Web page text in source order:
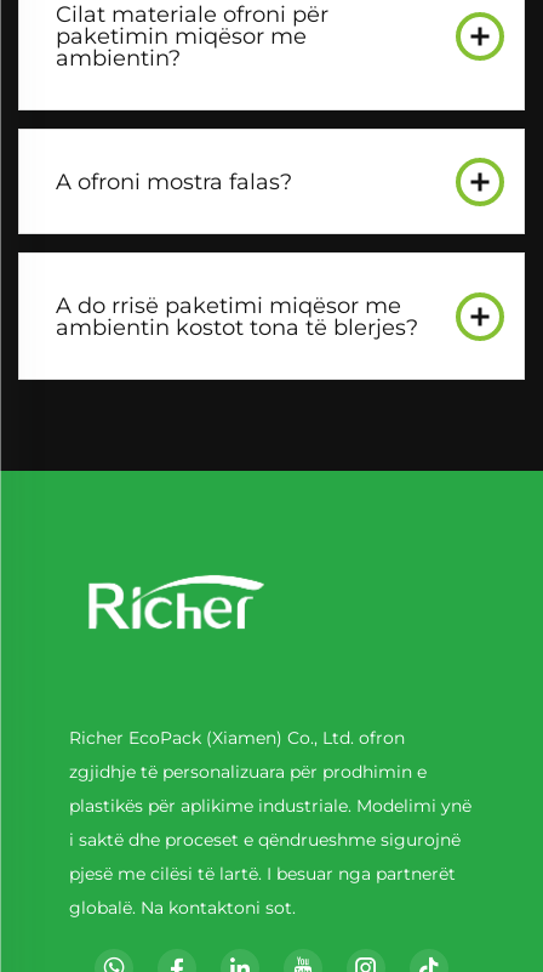
Cilat materiale ofroni për
paketimin miqësor me
ambientin?
A ofroni mostra falas?
A do rrisë paketimi miqësor me
ambientin kostot tona të blerjes?
Richer EcoPack (Xiamen) Co., Ltd. ofron
zgjidhje të personalizuara për prodhimin e
plastikës për aplikime industriale. Modelimi ynë
i saktë dhe proceset e qëndrueshme sigurojnë
pjesë me cilësi të lartë. I besuar nga partnerët
globalë. Na kontaktoni sot.